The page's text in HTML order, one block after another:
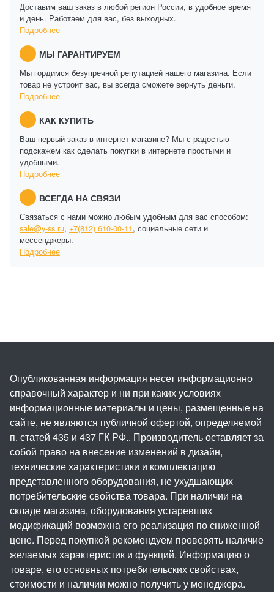
Доставим ваш заказ в любой регион России, в удобное время
и день. Работаем для вас, без выходных.
Подробнее
МЫ ГАРАНТИРУЕМ
Мы гордимся безупречной репутацией нашего магазина. Если
товар не устроит вас, вы всегда сможете вернуть деньги.
Подробнее
КАК КУПИТЬ
Ваш первый заказ в интернет-магазине? Мы с радостью
подскажем как сделать покупки в интернете простыми и
удобными.
Подробнее
ВСЕГДА НА СВЯЗИ
Связаться с нами можно любым удобным для вас способом:
sale@y-ss.ru, +7(812) 610-00-11, социальные сети и
мессенджеры.
Подробнее
Опубликованная информация несет информационно
справочный характер и ни при каких условиях
информационные материалы и цены, размещенные на
сайте, не являются публичной офертой, определяемой
п. статей 435 и 437 ГК РФ.. Производитель оставляет за
собой право на внесение изменений в дизайн,
технические характеристики и комплектацию
представленного оборудования, не ухудшающих
потребительские свойства товара. При наличии на
складе магазина, оборудования устаревших
модификаций возможна его реализация по сниженной
цене. Перед покупкой рекомендуем проверять наличие
желаемых характеристик и функций. Информацию о
товаре, его основных потребительских свойствах,
стоимости и наличии можно получить у менеджера.